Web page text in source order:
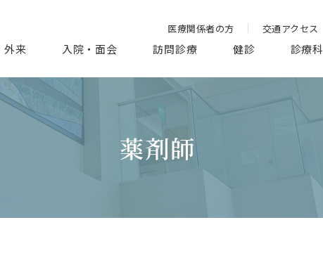
医療関係者の方 交通アクセス
外来 入院・面会 訪問診療 健診 診療科
薬剤師